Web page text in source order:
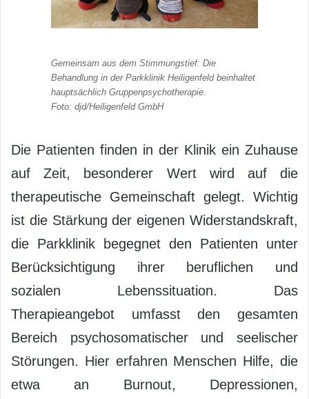
Gemeinsam aus dem Stimmungstief: Die
Behandlung in der Parkklinik Heiligenfeld beinhaltet
hauptsächlich Gruppenpsychotherapie.
Foto: djd/Heiligenfeld GmbH
Die Patienten finden in der Klinik ein Zuhause
auf Zeit, besonderer Wert wird auf die
therapeutische Gemeinschaft gelegt. Wichtig
ist die Stärkung der eigenen Widerstandskraft,
die Parkklinik begegnet den Patienten unter
Berücksichtigung ihrer beruflichen und
sozialen Lebenssituation. Das
Therapieangebot umfasst den gesamten
Bereich psychosomatischer und seelischer
Störungen. Hier erfahren Menschen Hilfe, die
etwa an Burnout, Depressionen,